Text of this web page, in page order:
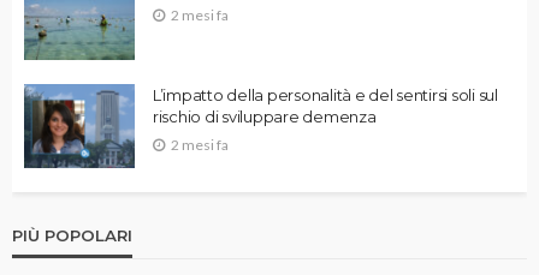
2 mesi fa
L’impatto della personalità e del sentirsi soli sul
rischio di sviluppare demenza
2 mesi fa
PIÙ POPOLARI